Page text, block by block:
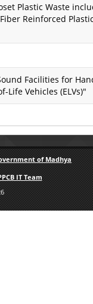
Plastic Waste
Reinforced
Facilities for
Life Vehicles (ELVs)"
of Madhya
IT Team